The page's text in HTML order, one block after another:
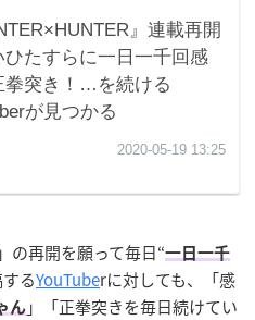
」の再開を願って毎日“一日一千
るYouTuberに対しても、「感
ん 」「正拳突きを毎日続けてい